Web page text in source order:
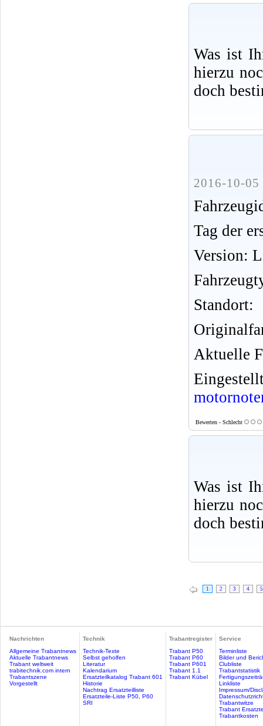
Was ist
hierzu
doch
2016-10-05
Tag der
Version:
Standort:
Aktuelle
Bewerten - Schlecht
Was ist
hierzu
doch
1 2 3 4 5
Nachrichten
Allgemeine Trabantnews
Aktuelle Trabantnews
Trabant weltweit
trabitechnik.com intern
Trabantszene
Vorgestellt
Technik
Technik-Texte
Selbst geholfen
Literatur
Kalendarium
Ersatzteilkatalog Trabant 601
Historie
Nachtrag Ersatzteilliste
Ersatzteile-Liste P50, P60
SRI
Trabantregister
Trabant P50
Trabant P60
Trabant P601
Trabant 1.1
Trabant Kübel
Service
Terminliste
Bilder und
Clubliste
Trabantstatistik
Linkliste
Impressum/
Trabantwitze
Trabant
Trabantkosten